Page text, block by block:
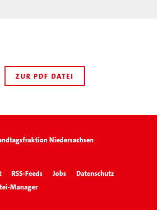
ZUR PDF DATEI
Niedersachsen
RSS-Feeds Jobs
Datenschutz
Manager